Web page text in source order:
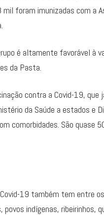
foram imunizadas com a
é altamente favorável à
da Pasta.
contra a Covid-19,
da Saúde a estados e
comorbidades. São quase
19 também tem entre
indígenas, ribeirinhos,